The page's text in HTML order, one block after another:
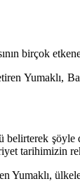
birçok
Yumaklı,
tarihimizin